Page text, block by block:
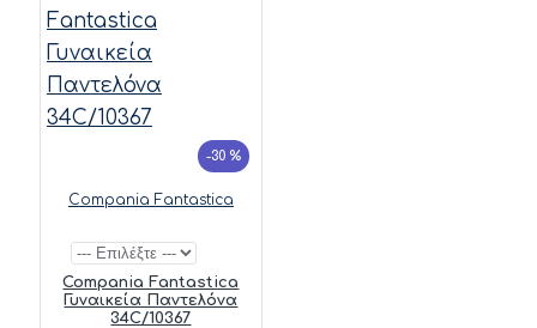
-30 %
Compania Fantastica
Compania Fantastica
Γυναικεία Παντελόνα
34C/10367